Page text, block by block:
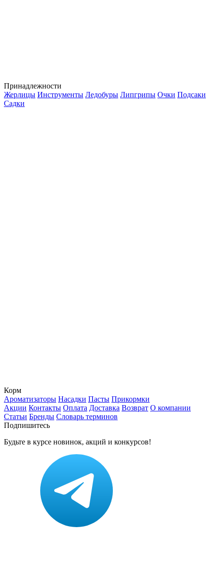
Принадлежности
Жерлицы Инструменты Ледобуры Липгрипы Очки Подсаки
Садки
Корм
Ароматизаторы Насадки Пасты Прикормки
Акции Контакты Оплата Доставка Возврат О компании
Статьи Бренды Словарь терминов
Подпишитесь
Будьте в курсе новинок, акций и конкурсов!